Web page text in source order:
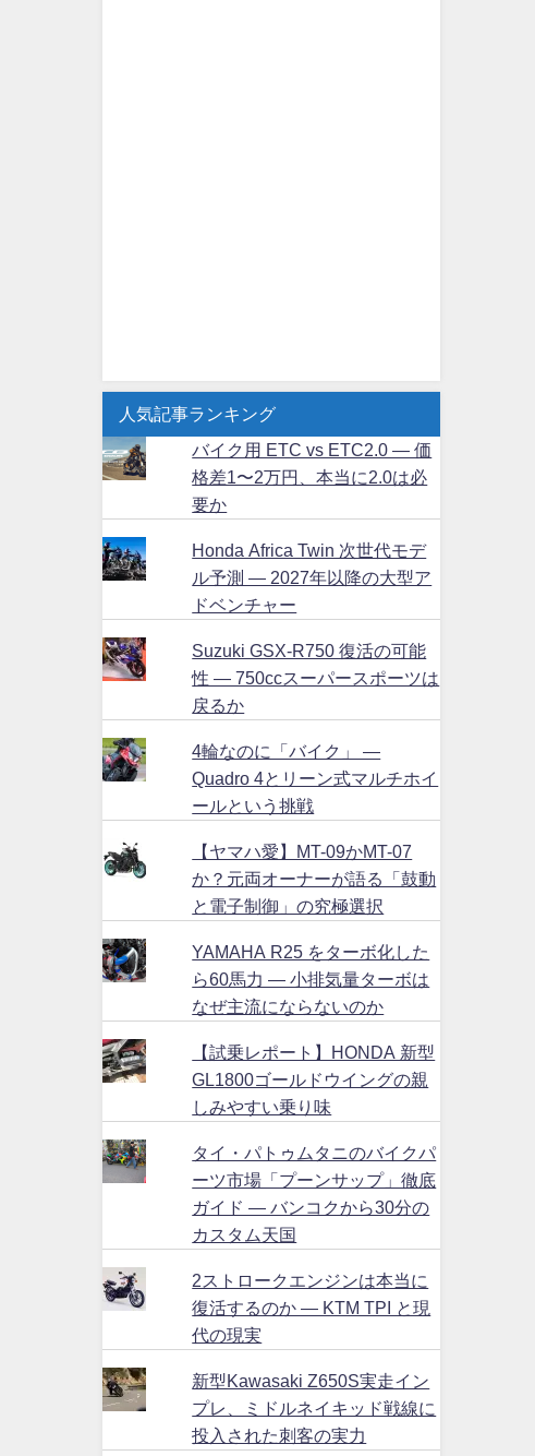
人気記事ランキング
バイク用 ETC vs ETC2.0 ― 価
格差1〜2万円、本当に2.0は必
要か
Honda Africa Twin 次世代モデ
ル予測 ― 2027年以降の大型ア
ドベンチャー
Suzuki GSX-R750 復活の可能
性 ― 750ccスーパースポーツは
戻るか
4輪なのに「バイク」 ―
Quadro 4とリーン式マルチホイ
ールという挑戦
【ヤマハ愛】MT-09かMT-07
か？元両オーナーが語る「鼓動
と電子制御」の究極選択
YAMAHA R25 をターボ化した
ら60馬力 ― 小排気量ターボは
なぜ主流にならないのか
【試乗レポート】HONDA 新型
GL1800ゴールドウイングの親
しみやすい乗り味
タイ・パトゥムタニのバイクパ
ーツ市場「プーンサップ」徹底
ガイド ― バンコクから30分の
カスタム天国
2ストロークエンジンは本当に
復活するのか ― KTM TPI と現
代の現実
新型Kawasaki Z650S実走イン
プレ、ミドルネイキッド戦線に
投入された刺客の実力